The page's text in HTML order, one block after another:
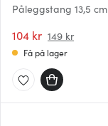
Påleggstang 13,5 cm
104 kr 149 kr
Få på lager